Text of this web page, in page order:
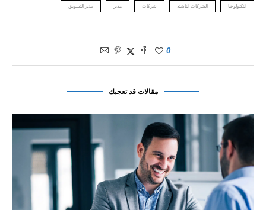
التكنولوجيا الشركات الناشئة شركات مدير مدير التسويق
0
مقالات قد تعجبك